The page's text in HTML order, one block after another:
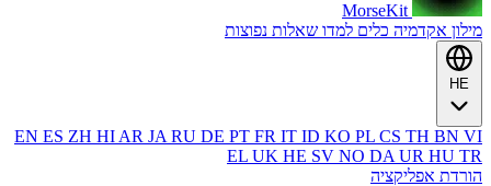
MorseKit
מילון אקדמיה כלים למדו שאלות נפוצות
HE
EN ES ZH HI AR JA RU DE PT FR IT ID KO PL CS TH BN VI
EL UK HE SV NO DA UR HU TR
הורדת אפליקציה